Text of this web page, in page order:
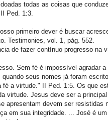
todas as coisas que
Ped. 1:3.
primeiro dever é buscar
Testimonies, vol. 1, pág. 552.
de fazer contínuo progresso
Sem fé é impossível agradar
seus nomes já foram
a virtude." II Ped. 1:5. Os que
virtude. Jesus deve ser a
apresentam devem ser
em sua integridade. ... José é